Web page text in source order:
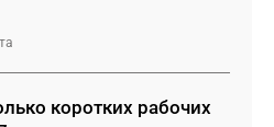
коротких рабочих